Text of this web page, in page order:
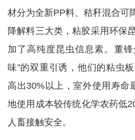
材分为全新PP料、秸秆混合可
降解料三大类，粘胶采用环保
加了高纯度昆虫信息素。董
味”的双重引诱，他们的粘虫
高出30%以上，室外使用寿命
地使用成本较传统化学农药低
人畜接触安全。